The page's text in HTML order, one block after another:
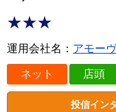
★★★
運用会社名： アモー
ネット 店頭
投信イン